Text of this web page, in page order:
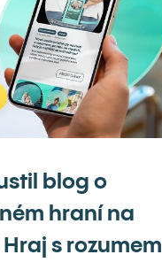
blog o
hraní na
s rozumem